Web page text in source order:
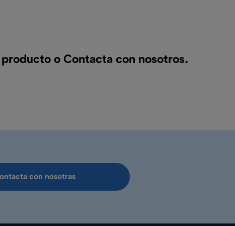
producto o Contacta con nosotros.
con nosotras